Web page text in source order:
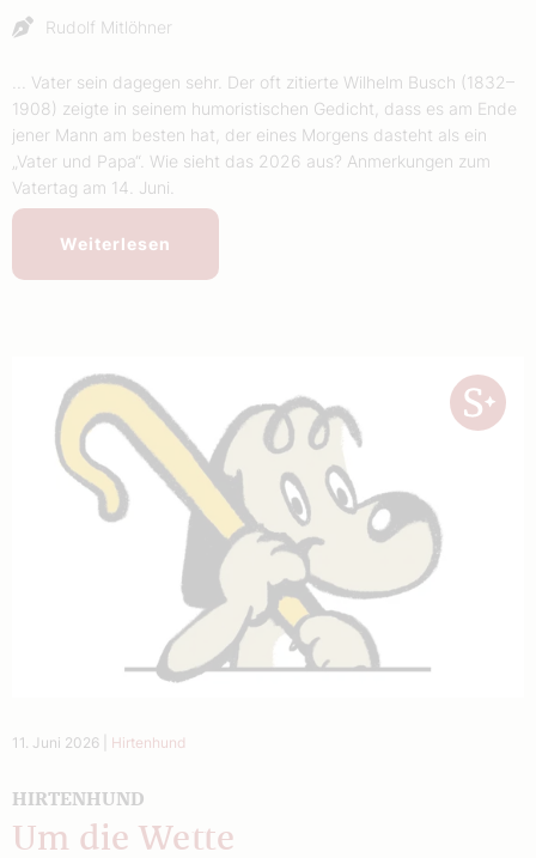
Rudolf Mitlöhner
... Vater sein dagegen sehr. Der oft zitierte Wilhelm Busch (1832–
1908) zeigte in seinem humoristischen Gedicht, dass es am Ende
jener Mann am besten hat, der eines Morgens dasteht als ein
„Vater und Papa“. Wie sieht das 2026 aus? Anmerkungen zum
Vatertag am 14. Juni.
Weiterlesen
11. Juni 2026 Hirtenhund
HIRTENHUND
Um die Wette